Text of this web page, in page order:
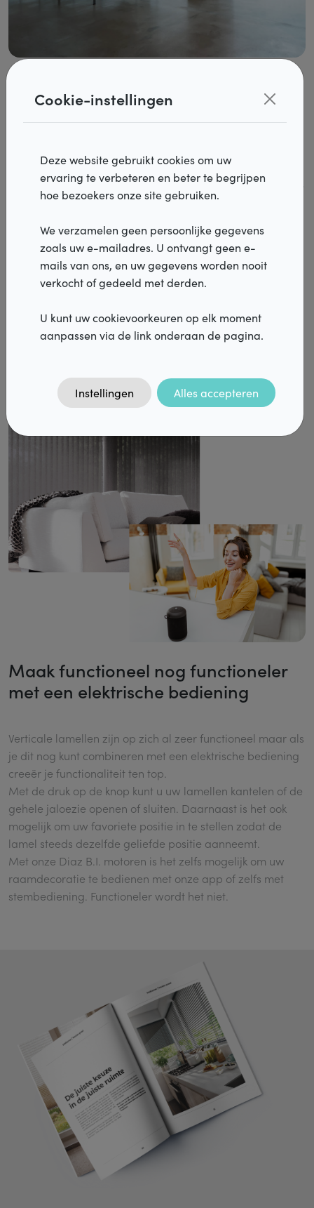
Producten
Inspiratie
Services
FAQ
Contact
keuze is aan u
ook de lichtdoorlatendheid van uw lamel bepalen. Wilt u
nog doorzicht naar buiten toe? Ga dan voor transparante,
lichtdoorlatende of screen lamellen. Deze laten nog wat
kunt kijken. Let wel op, ’s avonds kunnen mensen ook naar
binnen kijken.
Wilt u volledige privacy, dan kiest u best voor een black-
keuze is ideaal voor een venster langs de straatkant waar
u veel privacy wenst of voor een slaapkamer die
Maak functioneel nog functioneler
met een elektrische bediening
Verticale lamellen zijn op zich al zeer functioneel maar als
je dit nog kunt combineren met een elektrische bediening
creeër je functionaliteit ten top.
Met de druk op de knop kunt u uw lamellen kantelen of de
gehele jaloezie openen of sluiten. Daarnaast is het ook
mogelijk om uw favoriete positie in te stellen zodat de
lamel steeds dezelfde geliefde positie aanneemt.
Met onze Diaz B.I. motoren is het zelfs mogelijk om uw
raamdecoratie te bedienen met onze app of zelfs met
stembediening. Functioneler wordt het niet.
Cookie-instellingen
Deze website gebruikt cookies om uw
ervaring te verbeteren en beter te begrijpen
hoe bezoekers onze site gebruiken.
We verzamelen geen persoonlijke gegevens
zoals uw e-mailadres. U ontvangt geen e-
mails van ons, en uw gegevens worden nooit
verkocht of gedeeld met derden.
U kunt uw cookievoorkeuren op elk moment
aanpassen via de link onderaan de pagina.
Instellingen Alles accepteren